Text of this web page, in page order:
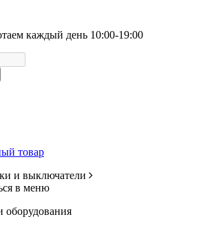
каждый день 10:00-19:00
товар
и выключатели
в меню
оборудования